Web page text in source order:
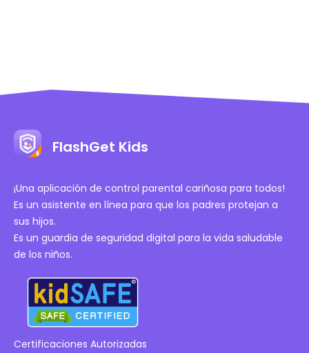
FlashGet Kids
¡Una aplicación de control parental cariñosa para todos!
Es un asistente en línea para que los padres protejan a
sus hijos.
Es un guardia de seguridad digital para la vida saludable
de los niños.
Certificaciones Autorizadas